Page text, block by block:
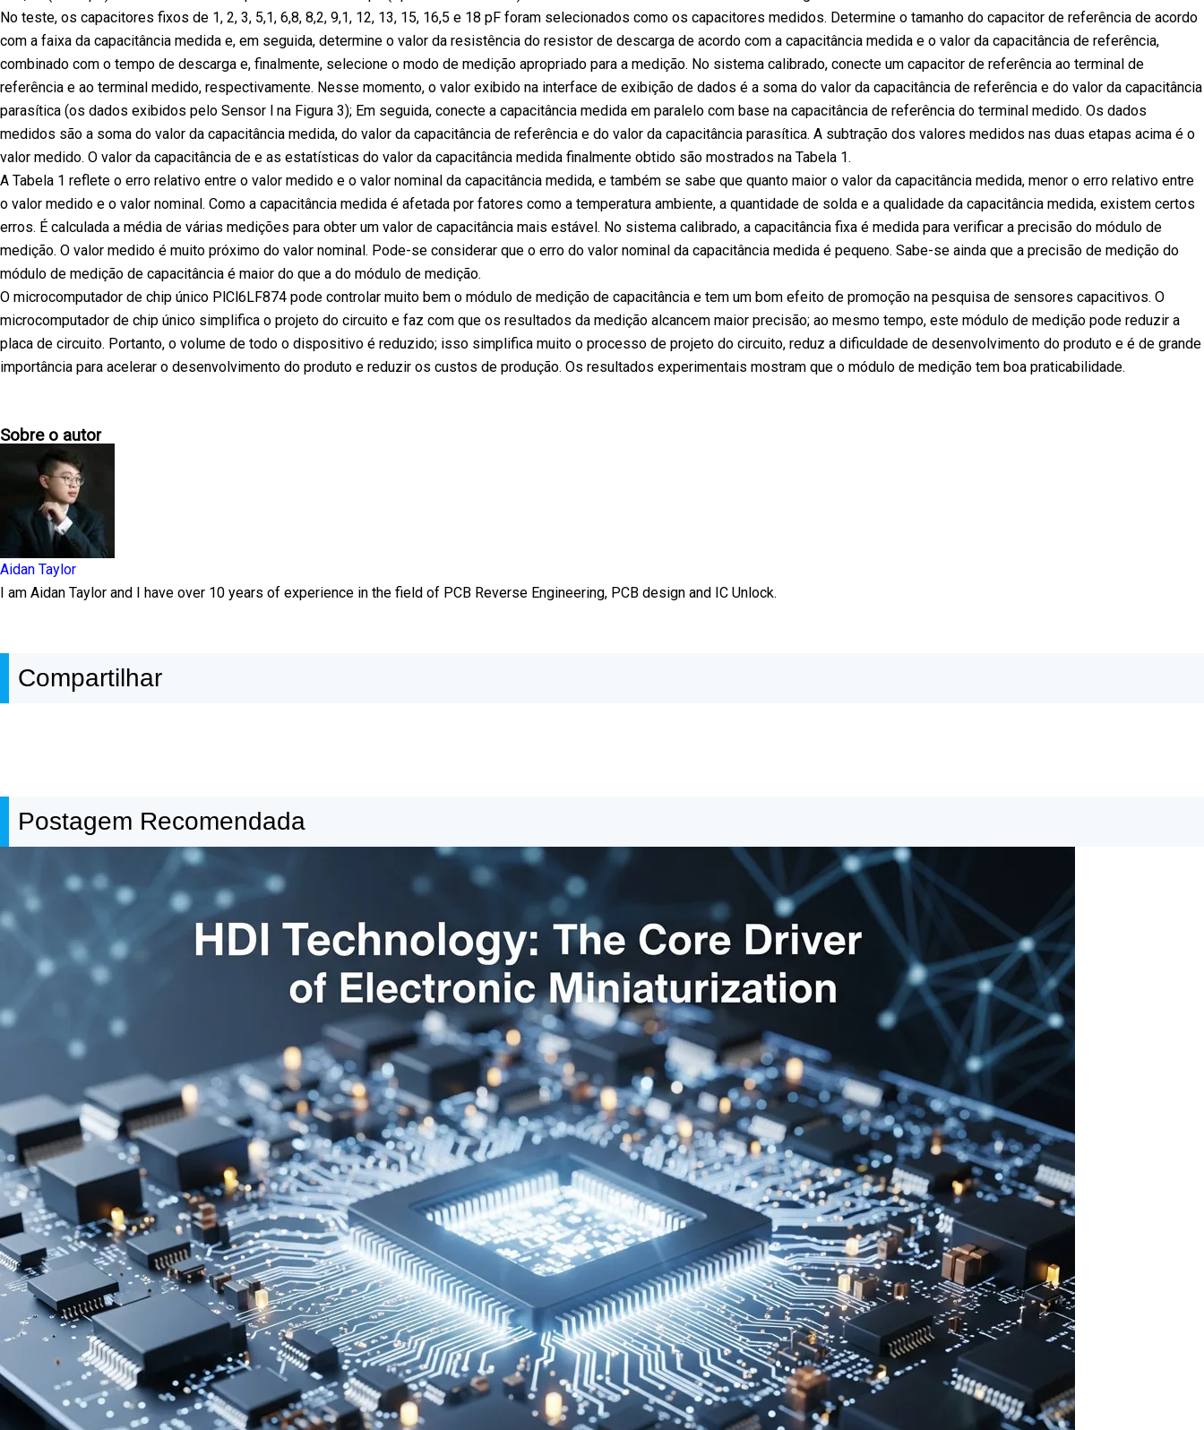
No teste, os capacitores fixos de 1, 2, 3, 5,1, 6,8, 8,2, 9,1, 12, 13, 15, 16,5 e 18 pF foram selecionados como os capacitores medidos. Determine o tamanho do capacitor de referência de acordo
com a faixa da capacitância medida e, em seguida, determine o valor da resistência do resistor de descarga de acordo com a capacitância medida e o valor da capacitância de referência,
combinado com o tempo de descarga e, finalmente, selecione o modo de medição apropriado para a medição. No sistema calibrado, conecte um capacitor de referência ao terminal de
referência e ao terminal medido, respectivamente. Nesse momento, o valor exibido na interface de exibição de dados é a soma do valor da capacitância de referência e do valor da capacitância
parasítica (os dados exibidos pelo Sensor l na Figura 3); Em seguida, conecte a capacitância medida em paralelo com base na capacitância de referência do terminal medido. Os dados
medidos são a soma do valor da capacitância medida, do valor da capacitância de referência e do valor da capacitância parasítica. A subtração dos valores medidos nas duas etapas acima é o
valor medido. O valor da capacitância de e as estatísticas do valor da capacitância medida finalmente obtido são mostrados na Tabela 1.
A Tabela 1 reflete o erro relativo entre o valor medido e o valor nominal da capacitância medida, e também se sabe que quanto maior o valor da capacitância medida, menor o erro relativo entre
o valor medido e o valor nominal. Como a capacitância medida é afetada por fatores como a temperatura ambiente, a quantidade de solda e a qualidade da capacitância medida, existem certos
erros. É calculada a média de várias medições para obter um valor de capacitância mais estável. No sistema calibrado, a capacitância fixa é medida para verificar a precisão do módulo de
medição. O valor medido é muito próximo do valor nominal. Pode-se considerar que o erro do valor nominal da capacitância medida é pequeno. Sabe-se ainda que a precisão de medição do
módulo de medição de capacitância é maior do que a do módulo de medição.
O microcomputador de chip único PlCl6LF874 pode controlar muito bem o módulo de medição de capacitância e tem um bom efeito de promoção na pesquisa de sensores capacitivos. O
microcomputador de chip único simplifica o projeto do circuito e faz com que os resultados da medição alcancem maior precisão; ao mesmo tempo, este módulo de medição pode reduzir a
placa de circuito. Portanto, o volume de todo o dispositivo é reduzido; isso simplifica muito o processo de projeto do circuito, reduz a dificuldade de desenvolvimento do produto e é de grande
importância para acelerar o desenvolvimento do produto e reduzir os custos de produção. Os resultados experimentais mostram que o módulo de medição tem boa praticabilidade.
Sobre o autor
Aidan Taylor
I am Aidan Taylor and I have over 10 years of experience in the field of PCB Reverse Engineering, PCB design and IC Unlock.
Compartilhar
Postagem Recomendada